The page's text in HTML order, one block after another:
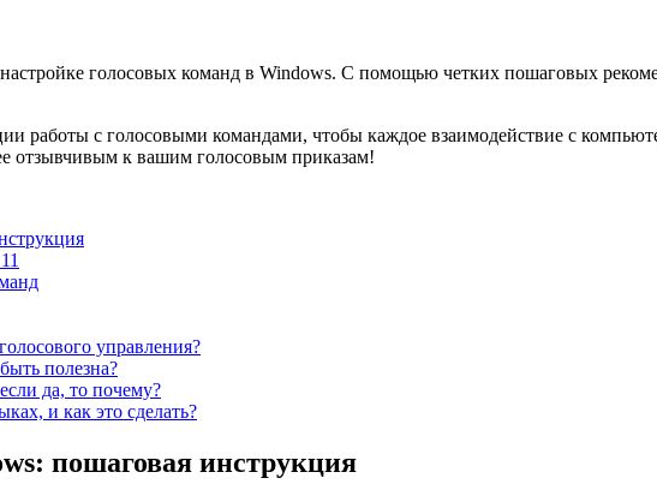
голосовых команд в Windows. С помощью четких пошаговых
работы с голосовыми командами, чтобы каждое взаимодействие с
отзывчивым к вашим голосовым приказам!
управления?
полезна?
да, то почему?
и как это сделать?
пошаговая инструкция